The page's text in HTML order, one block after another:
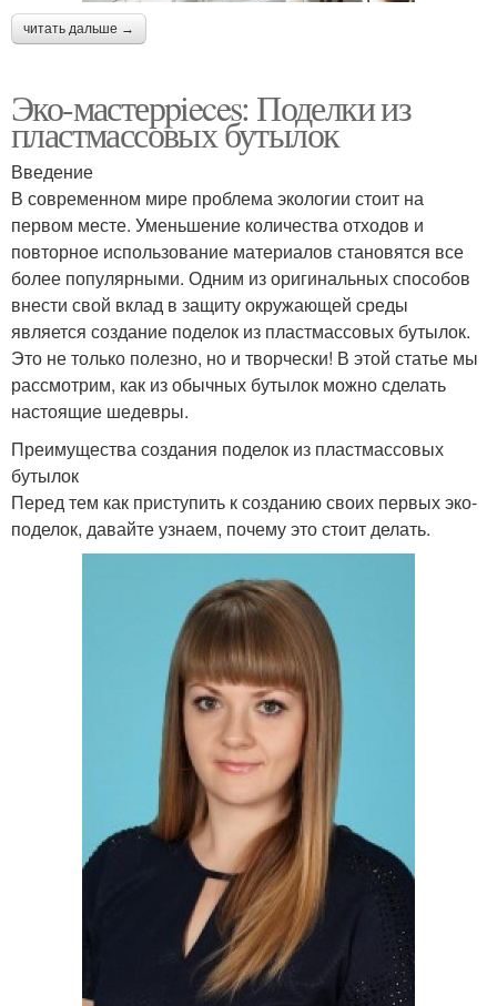
читать дальше →
Эко-мастерpieces: Поделки из
пластмассовых бутылок
Введение
В современном мире проблема экологии стоит на
первом месте. Уменьшение количества отходов и
повторное использование материалов становятся все
более популярными. Одним из оригинальных способов
внести свой вклад в защиту окружающей среды
является создание поделок из пластмассовых бутылок.
Это не только полезно, но и творчески! В этой статье мы
рассмотрим, как из обычных бутылок можно сделать
настоящие шедевры.
Преимущества создания поделок из пластмассовых
бутылок
Перед тем как приступить к созданию своих первых эко-
поделок, давайте узнаем, почему это стоит делать.